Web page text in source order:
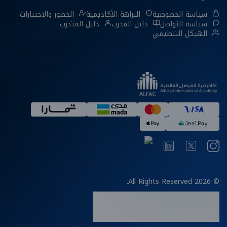
سياسة الخصوصية النزاهة الأكاديمية الحضور والاختبارات
سياسة التواصل دليل المدرب دليل المتدرب
الهيكل التنظيمي
© 2026 All Rights Reserved.